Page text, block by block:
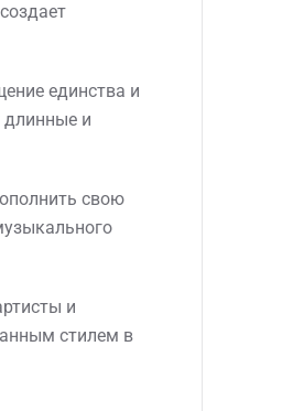
единства и
длинные и
свою
и
стилем в